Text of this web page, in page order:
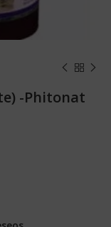
-Phitonat